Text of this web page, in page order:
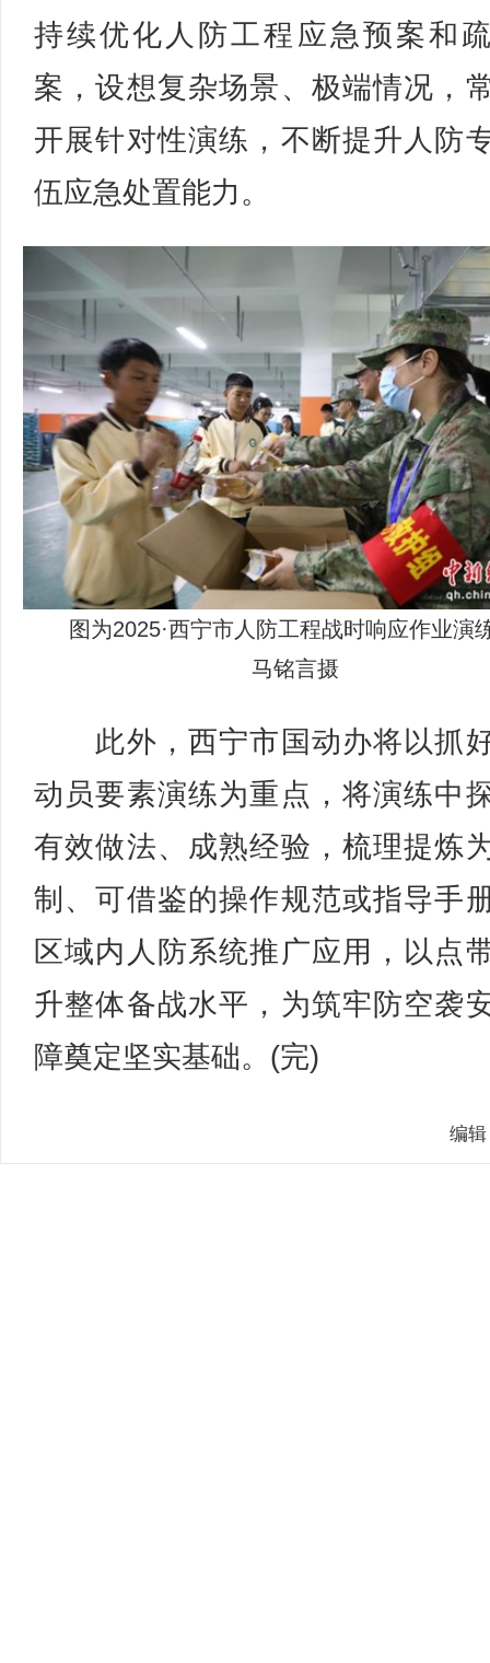
持续优化人防工程应急预案和
案，设想复杂场景、极端情况，
开展针对性演练，不断提升人防
伍应急处置能力。
图为2025·西宁市人防工程战时响应作业演
马铭言摄
此外，西宁市国动办将以抓
动员要素演练为重点，将演练中
有效做法、成熟经验，梳理提炼
制、可借鉴的操作规范或指导手
区域内人防系统推广应用，以点
升整体备战水平，为筑牢防空袭
障奠定坚实基础。(完)
编